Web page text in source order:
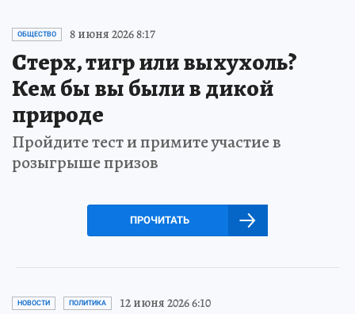
ОБЩЕСТВО 8 июня 2026 8:17
Стерх, тигр или выхухоль?
Кем бы вы были в дикой
природе
Пройдите тест и примите участие в
розыгрыше призов
ПРОЧИТАТЬ
НОВОСТИ ПОЛИТИКА 12 июня 2026 6:10